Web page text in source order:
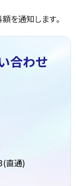
を通知します。
合わせ
直通)